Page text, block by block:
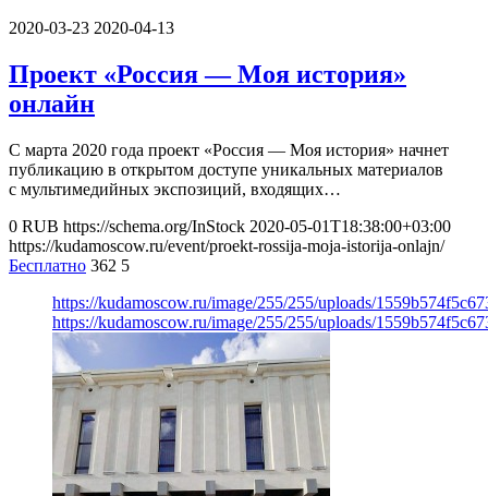
2020-03-23 2020-04-13
Проект «Россия — Моя история»
онлайн
С марта 2020 года проект «Россия — Моя история» начнет
публикацию в открытом доступе уникальных материалов
с мультимедийных экспозиций, входящих…
0 RUB https://schema.org/InStock 2020-05-01T18:38:00+03:00
https://kudamoscow.ru/event/proekt-rossija-moja-istorija-onlajn/
Бесплатно 362 5
https://kudamoscow.ru/image/255/255/uploads/
https://kudamoscow.ru/image/255/255/uploads/